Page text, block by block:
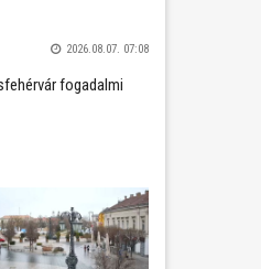
2026.08.07. 07:08
fogadalmi